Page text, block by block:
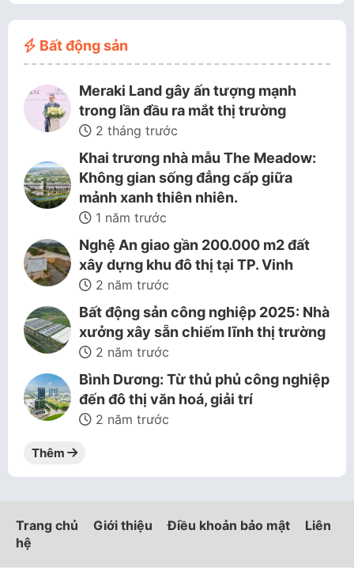
Bất động sản
Meraki Land gây ấn tượng mạnh
trong lần đầu ra mắt thị trường
2 tháng trước
Khai trương nhà mẫu The Meadow:
Không gian sống đẳng cấp giữa
mảnh xanh thiên nhiên.
1 năm trước
Nghệ An giao gần 200.000 m2 đất
xây dựng khu đô thị tại TP. Vinh
2 năm trước
Bất động sản công nghiệp 2025: Nhà
xưởng xây sẵn chiếm lĩnh thị trường
2 năm trước
Bình Dương: Từ thủ phủ công nghiệp
đến đô thị văn hoá, giải trí
2 năm trước
Thêm
Trang chủ Giới thiệu Điều khoản bảo mật
Liên
hệ